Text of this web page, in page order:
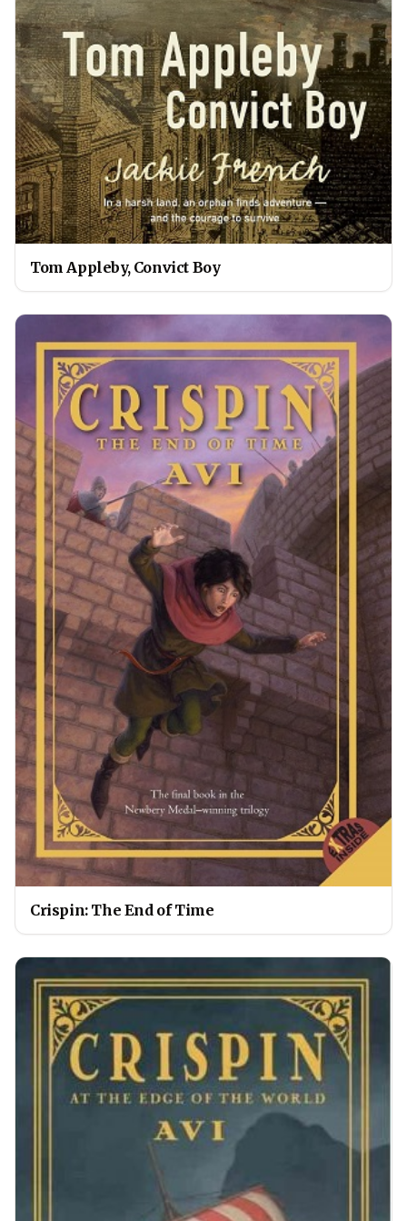
Tom Appleby, Convict Boy
Crispin: The End of Time